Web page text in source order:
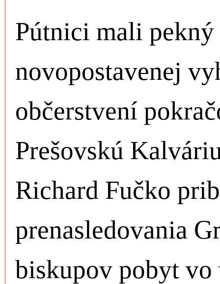
Pútnici mali
novopostavenej
občerstvení
Prešovskú
Richard Fučko
prenasledovania
biskupov pobyt vo